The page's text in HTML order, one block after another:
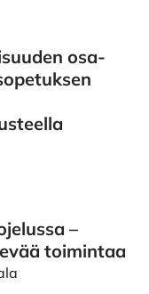
osa-
–
toimintaa